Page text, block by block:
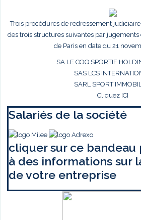
Trois procédures de redressement judiciaire
des trois structures suivantes par
de Paris en date du 21
SA LE COQ SPORTIF
SAS LCS
SARL SPORT
Cliquez ICI
Salariés de la société
cliquer sur ce bandeau
à des informations sur
de votre entreprise